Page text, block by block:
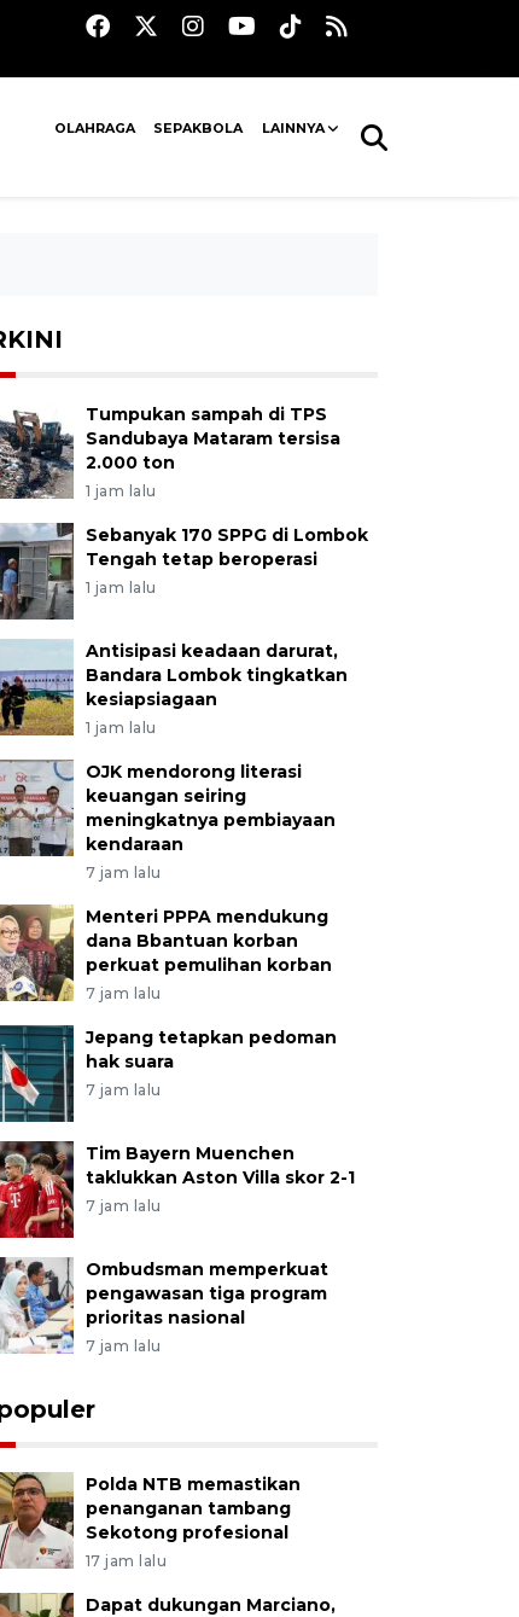
OLAHRAGA SEPAKBOLA LAINNYA
Tumpukan sampah di TPS
Sandubaya Mataram tersisa
2.000 ton
1 jam lalu
Sebanyak 170 SPPG di Lombok
Tengah tetap beroperasi
1 jam lalu
Antisipasi keadaan darurat,
Bandara Lombok tingkatkan
kesiapsiagaan
1 jam lalu
OJK mendorong literasi
keuangan seiring
meningkatnya pembiayaan
kendaraan
7 jam lalu
Menteri PPPA mendukung
dana Bbantuan korban
perkuat pemulihan korban
7 jam lalu
Jepang tetapkan pedoman
hak suara
7 jam lalu
Tim Bayern Muenchen
taklukkan Aston Villa skor 2-1
7 jam lalu
Ombudsman memperkuat
pengawasan tiga program
prioritas nasional
7 jam lalu
Polda NTB memastikan
penanganan tambang
Sekotong profesional
17 jam lalu
Dapat dukungan Marciano,